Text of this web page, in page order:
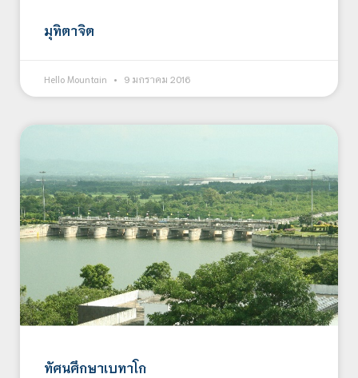
มุทิตาจิต
Hello Mountain 9 มกราคม 2016
ทัศนศึกษาเบทาโก